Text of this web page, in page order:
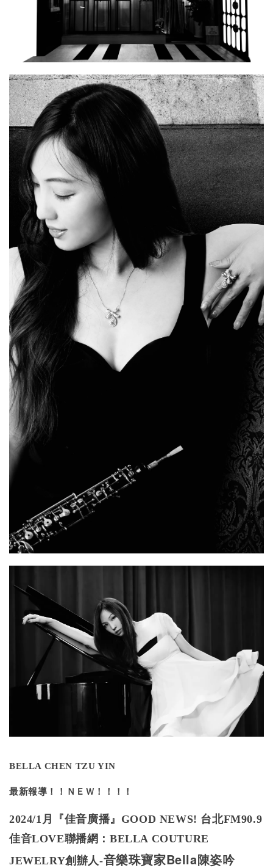
BELLA CHEN TZU YIN
最新報導！！ＮＥＷ！！！！
2024/1月『佳音廣播』GOOD NEWS! 台北FM90.9
佳音LOVE聯播網：BELLA COUTURE
JEWELRY創辦人-音樂珠寶家Bella陳姿吟